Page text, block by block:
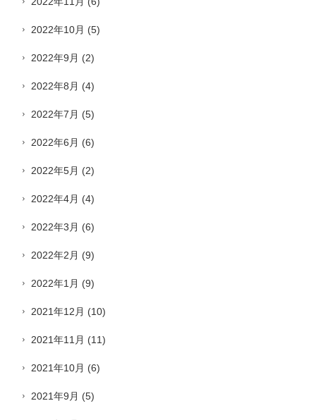
2022年10月 (5)
2022年9月 (2)
2022年8月 (4)
2022年7月 (5)
2022年6月 (6)
2022年5月 (2)
2022年4月 (4)
2022年3月 (6)
2022年2月 (9)
2022年1月 (9)
2021年12月 (10)
2021年11月 (11)
2021年10月 (6)
2021年9月 (5)